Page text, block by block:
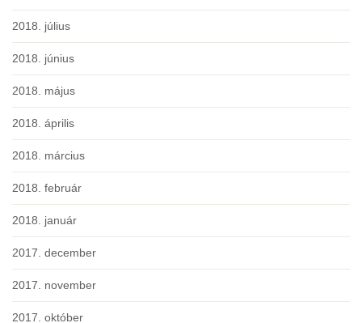
2018. július
2018. június
2018. május
2018. április
2018. március
2018. február
2018. január
2017. december
2017. november
2017. október